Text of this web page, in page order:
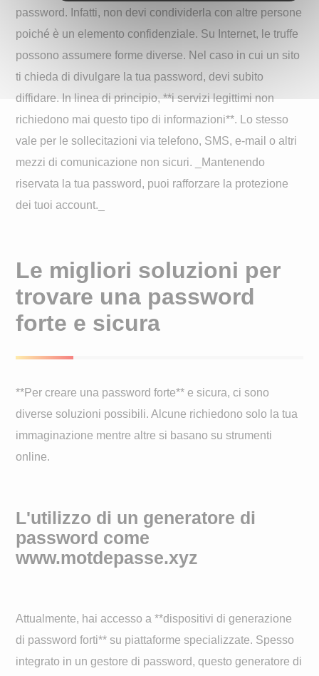
password. Infatti, non devi condividerla con altre persone
poiché è un elemento confidenziale. Su Internet, le truffe
possono assumere forme diverse. Nel caso in cui un sito
ti chieda di divulgare la tua password, devi subito
diffidare. In linea di principio, **i servizi legittimi non
richiedono mai questo tipo di informazioni**. Lo stesso
vale per le sollecitazioni via telefono, SMS, e-mail o altri
mezzi di comunicazione non sicuri. _Mantenendo
riservata la tua password, puoi rafforzare la protezione
dei tuoi account._
Le migliori soluzioni per
trovare una password
forte e sicura
**Per creare una password forte** e sicura, ci sono
diverse soluzioni possibili. Alcune richiedono solo la tua
immaginazione mentre altre si basano su strumenti
online.
L'utilizzo di un generatore di
password come
www.motdepasse.xyz
Attualmente, hai accesso a **dispositivi di generazione
di password forti** su piattaforme specializzate. Spesso
integrato in un gestore di password, questo generatore di